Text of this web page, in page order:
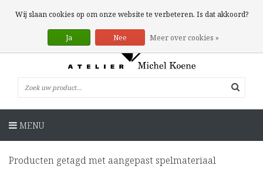
0 Artikelen
MENU
Producten getagd met aangepast spelmateriaal
Wij slaan cookies op om onze website te verbeteren. Is dat akkoord?
Ja Nee Meer over cookies »